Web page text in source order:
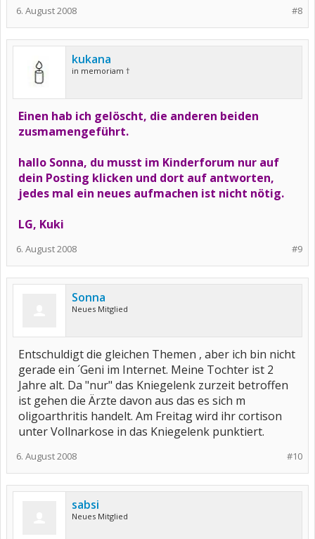
#8
6. August 2008
kukana
in memoriam †
Einen hab ich gelöscht, die anderen beiden
zusmamengeführt.
hallo Sonna, du musst im Kinderforum nur auf
dein Posting klicken und dort auf antworten,
jedes mal ein neues aufmachen ist nicht nötig.
LG, Kuki
#9
6. August 2008
Sonna
Neues Mitglied
Entschuldigt die gleichen Themen , aber ich bin nicht
gerade ein ´Geni im Internet. Meine Tochter ist 2
Jahre alt. Da "nur" das Kniegelenk zurzeit betroffen
ist gehen die Ärzte davon aus das es sich m
oligoarthritis handelt. Am Freitag wird ihr cortison
unter Vollnarkose in das Kniegelenk punktiert.
#10
6. August 2008
sabsi
Neues Mitglied